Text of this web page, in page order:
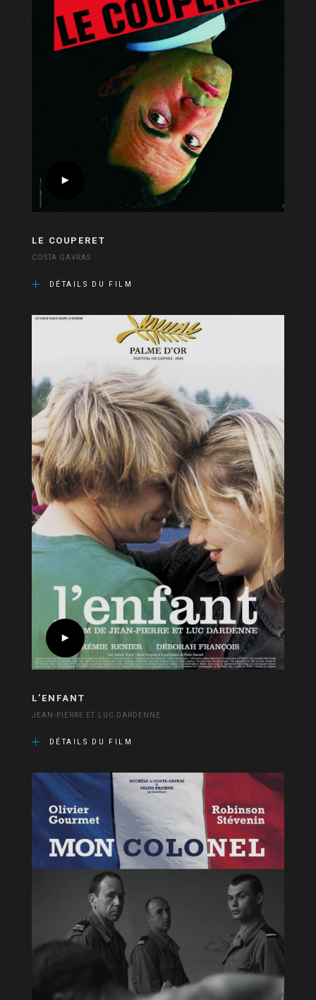
LE COUPERET
COSTA GAVRAS
DÉTAILS DU FILM
L’ENFANT
JEAN-PIERRE ET LUC DARDENNE
DÉTAILS DU FILM